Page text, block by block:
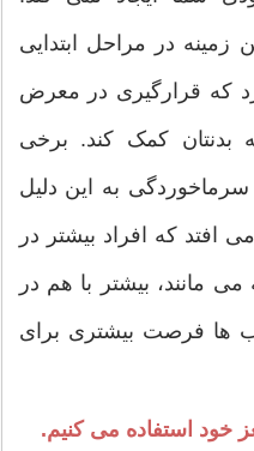
زمینه در مراحل ابتدایی
که قرارگیری در معرض
بدنتان کمک کند. برخی
به این دلیل
افتد که افراد بیشتر در
مانند، بیشتر با هم در
ها فرصت بیشتری برای